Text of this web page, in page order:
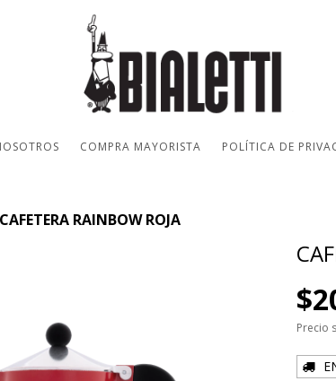
COMPRA MAYORISTA POLÍTICA DE
CAFETERA RAINBOW ROJA
Precio